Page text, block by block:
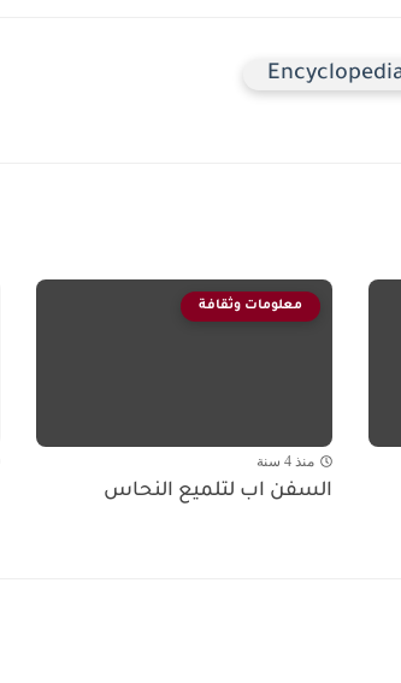
معلومات وثقافة
منذ 4 سنة
السفن اب لتلميع النحاس